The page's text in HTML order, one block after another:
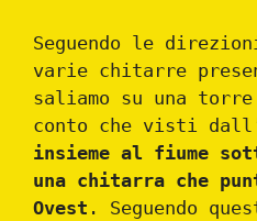
Seguendo le
varie chitarre
saliamo su una
conto che visti
insieme al fiume
una chitarra che
Ovest . Seguendo